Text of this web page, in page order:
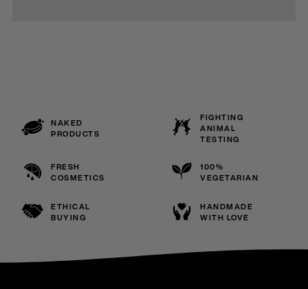
NAKED
PRODUCTS
FIGHTING
ANIMAL
TESTING
FRESH
COSMETICS
100%
VEGETARIAN
ETHICAL
BUYING
HANDMADE
WITH LOVE